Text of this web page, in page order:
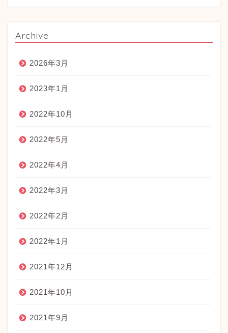
Archive
2026年3月
2023年1月
2022年10月
2022年5月
2022年4月
2022年3月
2022年2月
2022年1月
2021年12月
2021年10月
2021年9月